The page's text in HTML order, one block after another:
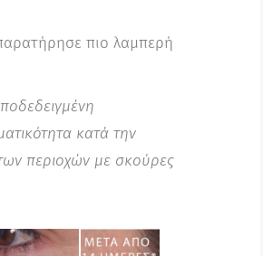
πιο λαμπερή
κατά την
περιοχών με σκούρες